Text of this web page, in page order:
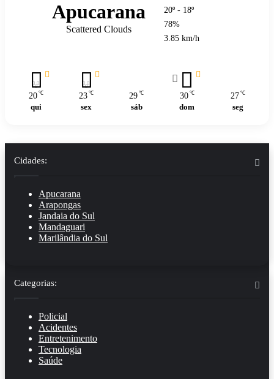
Apucarana
Scattered Clouds
20º - 18º
78%
3.85 km/h
20 ℃
qui
23 ℃
sex
29 ℃
sáb
30 ℃
dom
27 ℃
seg
Cidades:
Apucarana
Arapongas
Jandaia do Sul
Mandaguari
Marilândia do Sul
Categorias:
Policial
Acidentes
Entretenimento
Tecnologia
Saúde